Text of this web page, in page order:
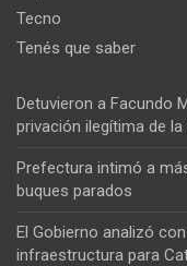
Tecno
Tenés que saber
Detuvieron a Facundo
privación ilegítima de la
Prefectura intimó a
buques parados
El Gobierno analizó
infraestructura para